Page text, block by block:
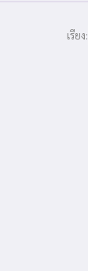
เรียง: